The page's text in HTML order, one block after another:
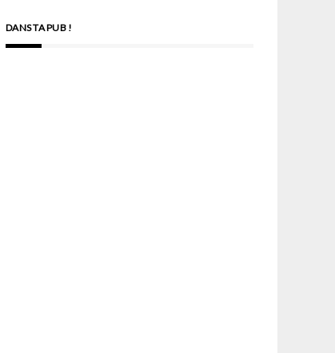
DANS TA PUB !